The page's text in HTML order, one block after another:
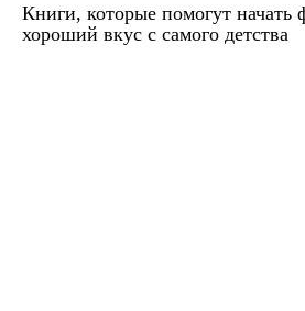
Книги, которые помогут начать
хороший вкус с самого детства